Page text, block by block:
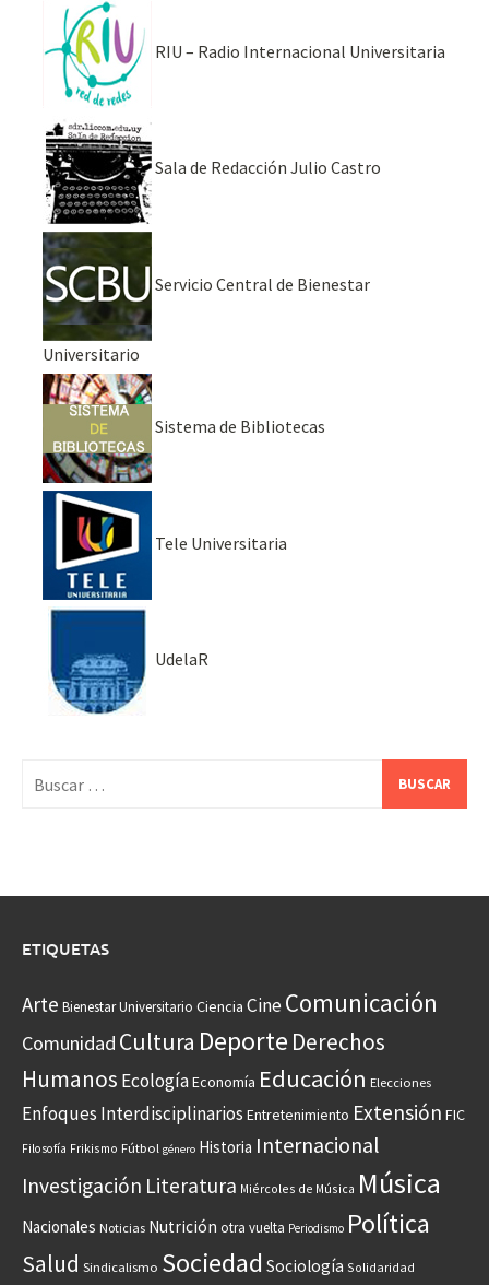
RIU – Radio Internacional Universitaria
Sala de Redacción Julio Castro
Servicio Central de Bienestar
Universitario
Sistema de Bibliotecas
Tele Universitaria
UdelaR
ETIQUETAS
Arte Bienestar Universitario Ciencia CineComunicación
Comunidad Cultura Deporte Derechos
Humanos EcologíaEconomía Educación Elecciones
Enfoques Interdisciplinarios Entretenimiento Extensión FIC
Filosofía Frikismo Fútbol género Historia Internacional
Investigación Literatura Miércoles de Música Música
Nacionales Noticias Nutrición otra vuelta Periodismo Política
Salud Sindicalismo Sociedad Sociología Solidaridad